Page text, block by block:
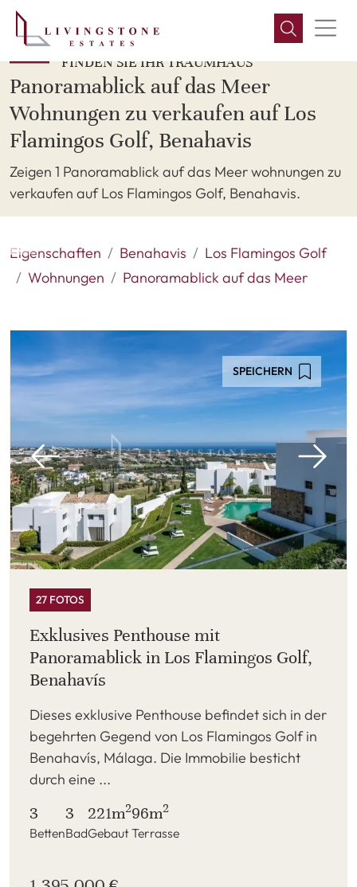
FINDEN SIE IHR TRAUMHAUS
Panoramablick auf das Meer
Wohnungen zu verkaufen auf Los
Flamingos Golf, Benahavis
Zeigen 1 Panoramablick auf das Meer wohnungen zu
verkaufen auf Los Flamingos Golf, Benahavis.
Eigenschaften Benahavis
Los Flamingos Golf
Wohnungen
Panoramablick auf das Meer
SPEICHERN
27 FOTOS
Exklusives Penthouse mit
Panoramablick in Los Flamingos Golf,
Benahavís
Dieses exklusive Penthouse befindet sich in der
begehrten Gegend von Los Flamingos Golf in
Benahavís, Málaga. Die Immobilie besticht
durch eine ...
3
Betten
3
Bad
221m2
Gebaut
96m2
Terrasse